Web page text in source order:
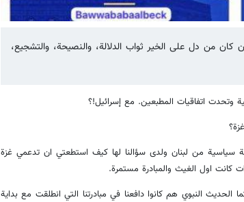
من دل على الخير ثواب الدلالة، والنصيحة، والتشجيع،
وتحدت اتفاقيات ‏المطبعين. مع إسرائيل!؟‏
سياسية من لبنان ولدى سؤالنا لها كيف استطعتي ان تدعمي غزة
كانت اول الغيث والمبادرة مستمرة.
النبوي هم كانوا دافعنا في مبادرتنا التي انطلقت مع بداية